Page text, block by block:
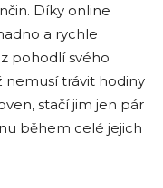
Díky online
a rychle
pohodlí svého
nemusí trávit hodiny
stačí jim jen pár
během celé jejich